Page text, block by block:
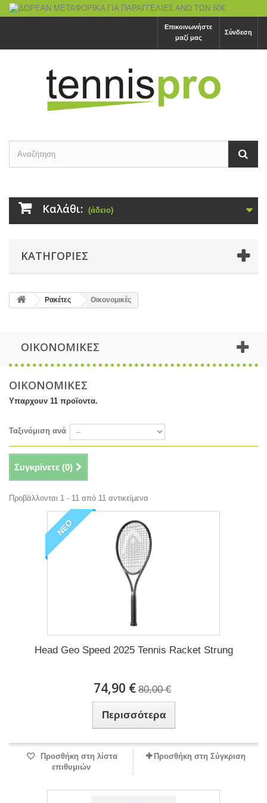
Σύνδεση
Επικοινωνήστε
μαζί μας
Καλάθι: (άδειο)
ΚΑΤΗΓΟΡΙΕΣ
Ρακέτες Οικονομικές
ΟΙΚΟΝΟΜΙΚΕΣ
ΟΙΚΟΝΟΜΙΚΕΣ
Υπαρχουν 11 προϊοντα.
Ταξινόμιση ανά
Συγκρίνετε (0)
Προβάλλονται 1 - 11 από 11 αντικείμενα
ΝΕΟ
Head Geo Speed 2025 Tennis Racket Strung
74,90 € 80,00 €
Περισσότερα
Προσθήκη στη λίστα
επιθυμιών
Προσθήκη στη Σύγκριση